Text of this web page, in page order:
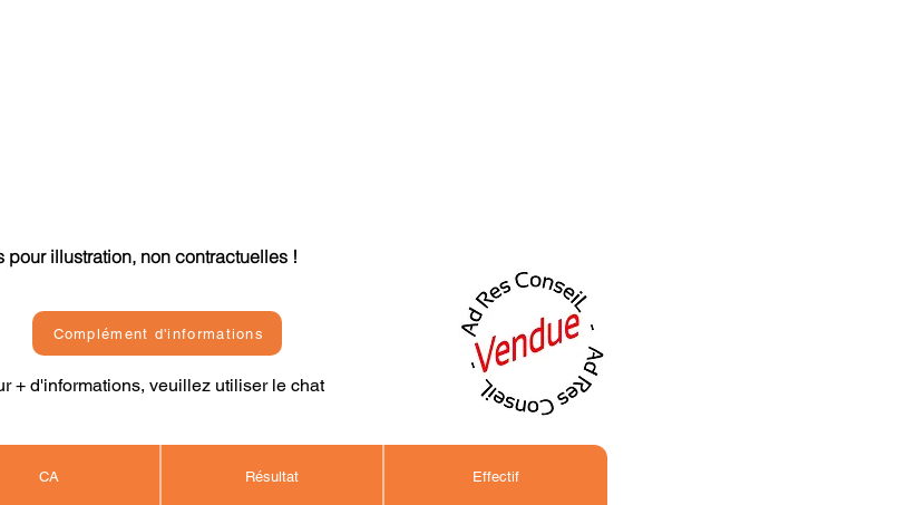
pour illustration, non contractuelles !
Complément d'informations
+ d'informations, veuillez utiliser le chat
CA Résultat Effectif